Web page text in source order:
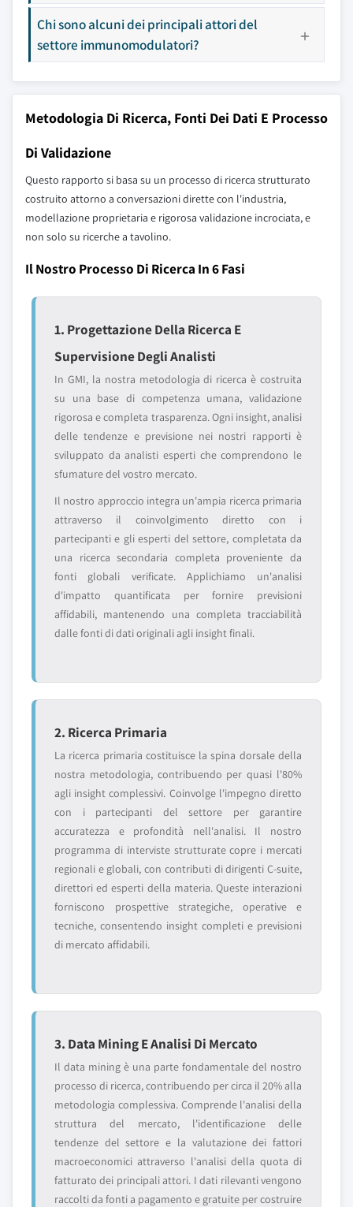
Chi sono alcuni dei principali attori del
settore immunomodulatori?
Metodologia Di Ricerca, Fonti Dei Dati E Processo
Di Validazione
Questo rapporto si basa su un processo di ricerca strutturato
costruito attorno a conversazioni dirette con l'industria,
modellazione proprietaria e rigorosa validazione incrociata, e
non solo su ricerche a tavolino.
Il Nostro Processo Di Ricerca In 6 Fasi
1. Progettazione Della Ricerca E
Supervisione Degli Analisti
In GMI, la nostra metodologia di ricerca è costruita
su una base di competenza umana, validazione
rigorosa e completa trasparenza. Ogni insight, analisi
delle tendenze e previsione nei nostri rapporti è
sviluppato da analisti esperti che comprendono le
sfumature del vostro mercato.
Il nostro approccio integra un'ampia ricerca primaria
attraverso il coinvolgimento diretto con i
partecipanti e gli esperti del settore, completata da
una ricerca secondaria completa proveniente da
fonti globali verificate. Applichiamo un'analisi
d'impatto quantificata per fornire previsioni
affidabili, mantenendo una completa tracciabilità
dalle fonti di dati originali agli insight finali.
2. Ricerca Primaria
La ricerca primaria costituisce la spina dorsale della
nostra metodologia, contribuendo per quasi l'80%
agli insight complessivi. Coinvolge l'impegno diretto
con i partecipanti del settore per garantire
accuratezza e profondità nell'analisi. Il nostro
programma di interviste strutturate copre i mercati
regionali e globali, con contributi di dirigenti C-suite,
direttori ed esperti della materia. Queste interazioni
forniscono prospettive strategiche, operative e
tecniche, consentendo insight completi e previsioni
di mercato affidabili.
3. Data Mining E Analisi Di Mercato
Il data mining è una parte fondamentale del nostro
processo di ricerca, contribuendo per circa il 20% alla
metodologia complessiva. Comprende l'analisi della
struttura del mercato, l'identificazione delle
tendenze del settore e la valutazione dei fattori
macroeconomici attraverso l'analisi della quota di
fatturato dei principali attori. I dati rilevanti vengono
raccolti da fonti a pagamento e gratuite per costruire